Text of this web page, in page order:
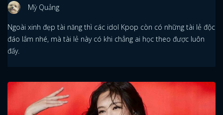
Mỳ Quảng
Ngoài xinh đẹp tài năng thì các idol Kpop còn có những tài lẻ độc
đáo lắm nhé, mà tài lẻ này có khi chẳng ai học theo được luôn
đấy.